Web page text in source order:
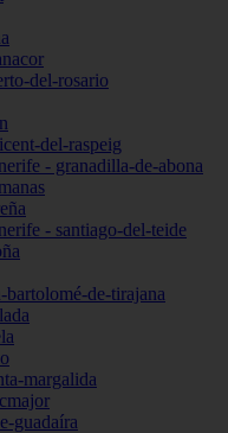
del-rosario
del-raspeig
- granadilla-de-abona
- santiago-del-teide
bartolomé-de-tirajana
margalida
guadaíra